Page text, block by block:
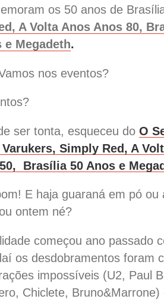
os 50 anos de
A Volta Anos Anos 80,
e Megadeth.
nos eventos?
ser tonta, esqueceu do O
Simply Red, A
Brasília 50 Anos e
E haja guaraná em pó ou
ontem né?
começou ano passado
os desdobramentos foram
impossíveis (U2, Paul
Chiclete,